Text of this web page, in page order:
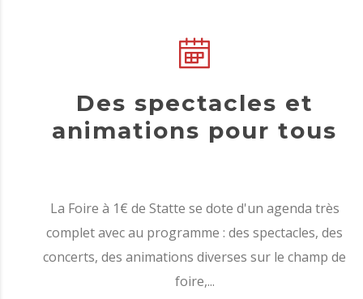
Des spectacles et
animations pour tous
La Foire à 1€ de Statte se dote d'un agenda très
complet avec au programme : des spectacles, des
concerts, des animations diverses sur le champ de
foire,...